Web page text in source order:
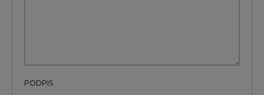
PODPIS